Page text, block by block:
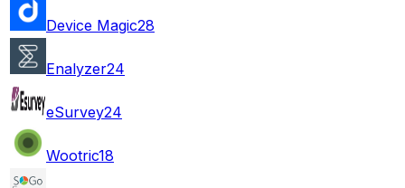
Device Magic28
Enalyzer24
eSurvey24
Wootric18